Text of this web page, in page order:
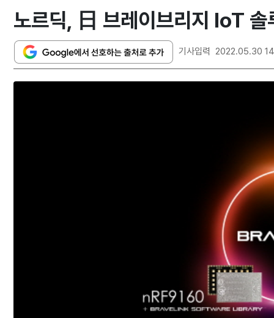
노르딕, 日 브레이브리지 IoT 솔
기사입력 2022.05.30